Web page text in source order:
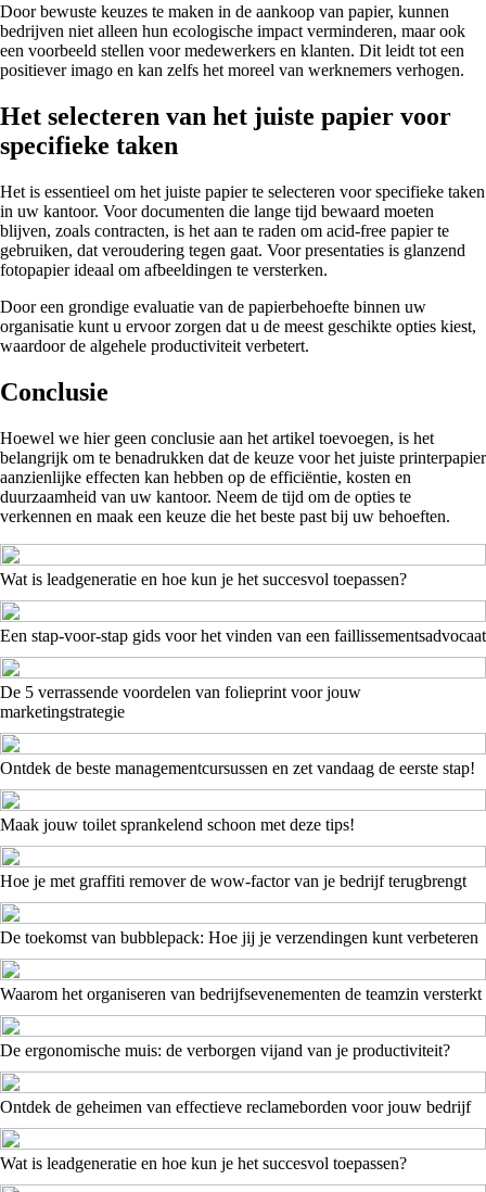
Door bewuste keuzes te maken in de aankoop van papier, kunnen
bedrijven niet alleen hun ecologische impact verminderen, maar ook
een voorbeeld stellen voor medewerkers en klanten. Dit leidt tot een
positiever imago en kan zelfs het moreel van werknemers verhogen.
Het selecteren van het juiste papier voor
specifieke taken
Het is essentieel om het juiste papier te selecteren voor specifieke taken
in uw kantoor. Voor documenten die lange tijd bewaard moeten
blijven, zoals contracten, is het aan te raden om acid-free papier te
gebruiken, dat veroudering tegen gaat. Voor presentaties is glanzend
fotopapier ideaal om afbeeldingen te versterken.
Door een grondige evaluatie van de papierbehoefte binnen uw
organisatie kunt u ervoor zorgen dat u de meest geschikte opties kiest,
waardoor de algehele productiviteit verbetert.
Conclusie
Hoewel we hier geen conclusie aan het artikel toevoegen, is het
belangrijk om te benadrukken dat de keuze voor het juiste printerpapier
aanzienlijke effecten kan hebben op de efficiëntie, kosten en
duurzaamheid van uw kantoor. Neem de tijd om de opties te
verkennen en maak een keuze die het beste past bij uw behoeften.
Wat is leadgeneratie en hoe kun je het succesvol toepassen?
Een stap-voor-stap gids voor het vinden van een faillissementsadvocaat
De 5 verrassende voordelen van folieprint voor jouw
marketingstrategie
Ontdek de beste managementcursussen en zet vandaag de eerste stap!
Maak jouw toilet sprankelend schoon met deze tips!
Hoe je met graffiti remover de wow-factor van je bedrijf terugbrengt
De toekomst van bubblepack: Hoe jij je verzendingen kunt verbeteren
Waarom het organiseren van bedrijfsevenementen de teamzin versterkt
De ergonomische muis: de verborgen vijand van je productiviteit?
Ontdek de geheimen van effectieve reclameborden voor jouw bedrijf
Wat is leadgeneratie en hoe kun je het succesvol toepassen?